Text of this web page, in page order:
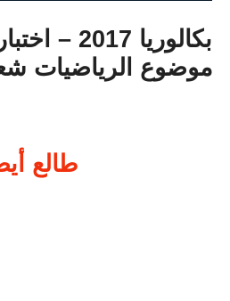
بكالوريا
موضوع الرياضيات
طالع